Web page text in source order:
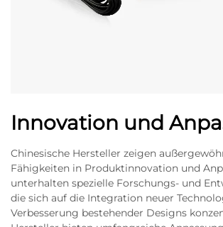
Innovation und
Chinesische Hersteller zeigen
Fähigkeiten in Produktinnovation und
unterhalten spezielle Forschungs- und
die sich auf die Integration neuer
Verbesserung bestehender Designs